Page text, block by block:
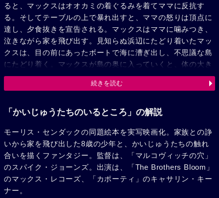
ると、マックスはオオカミの着ぐるみを着てママに反抗す
る。そしてテーブルの上で暴れ出すと、ママの怒りは頂点に
達し、夕食抜きを宣告される。マックスはママに噛みつき、
泣きながら家を飛び出す。見知らぬ浜辺にたどり着いたマッ
クスは、目の前にあったボートで海に漕ぎ出し、不思議な島
にたどり着く。マックスが島の奥に入っていくと、体の大き
なかいじゅうたちを見つける。そのなかのひとり・リーダー
格のキャロル（ジェームズ・ガンドルフィーニ）は怒りにま
KW（ローレン・アンブローズ）が新しい友達を作って出て
スはお構いなしにかいじゅうたちの輪に入っていく。そして
キャロルと一緒に、小屋を壊し始める。突然の子供の出現に
かいじゅうたちは驚くが、キャロルは助っ人の登場に目を細
める。しかしほかのかいじゅうたちは、マックスをKWの新
しい友達ではないかと疑い、食べようとする。マックスは食
べられないために、自分には力があり、前にいたところで20
続きを読む
「かいじゅうたちのいるところ」の解説
モーリス・センダックの同題絵本を実写映画化。家族との諍
いから家を飛び出した8歳の少年と、かいじゅうたちの触れ
合いを描くファンタジー。監督は、「マルコヴィッチの穴」
のスパイク・ジョーンズ。出演は、「The Brothers Bloom」
のマックス・レコーズ、「カポーティ」のキャサリン・キー
ナー。